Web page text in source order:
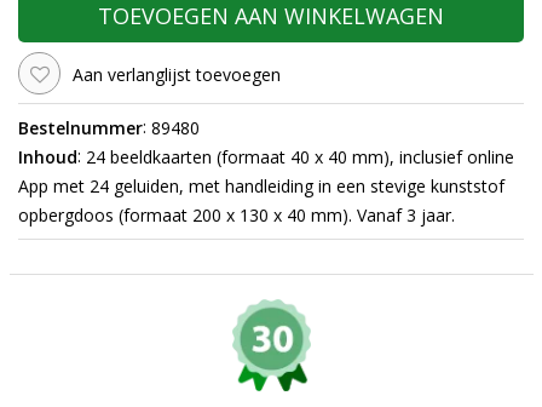
TOEVOEGEN AAN WINKELWAGEN
Aan verlanglijst toevoegen
Bestelnummer: 89480
Inhoud: 24 beeldkaarten (formaat 40 x 40 mm), inclusief online
App met 24 geluiden, met handleiding in een stevige kunststof
opbergdoos (formaat 200 x 130 x 40 mm). Vanaf 3 jaar.